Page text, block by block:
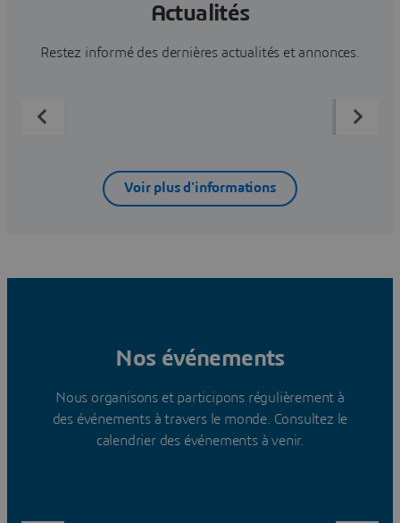
Actualités
Restez informé des dernières actualités et annonces.
Voir plus d'informations
Nos événements
Nous organisons et participons régulièrement à
des événements à travers le monde. Consultez le
calendrier des événements à venir.